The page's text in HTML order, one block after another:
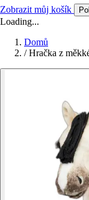
Zobrazit můj košík
Loading...
Domů
/ Hračka z